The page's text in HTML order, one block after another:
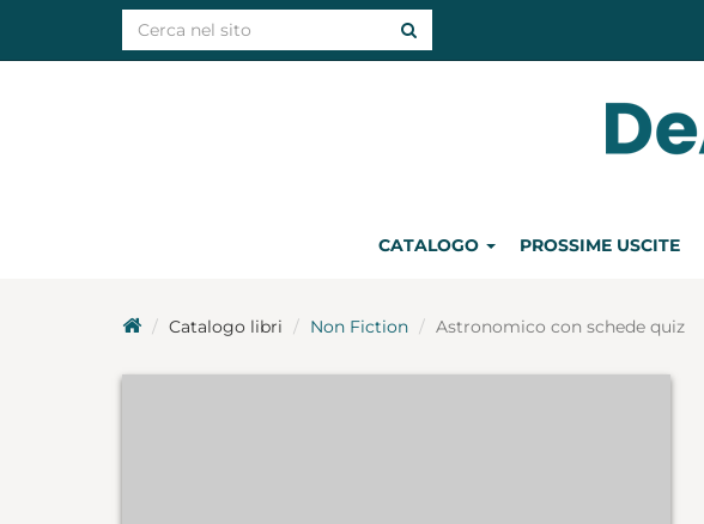
CATALOGO PROSSIME USCITE
Catalogo libri Non Fiction Astronomico con schede quiz